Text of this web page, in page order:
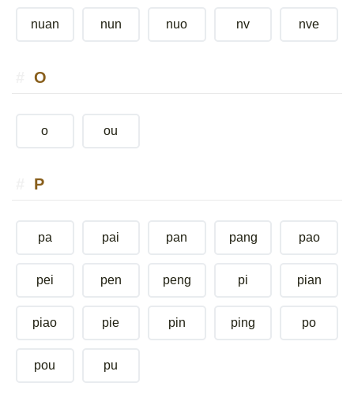
nuan nun nuo nv nve
O
o ou
P
pa pai pan pang pao
pei pen peng pi pian
piao pie pin ping po
pou pu